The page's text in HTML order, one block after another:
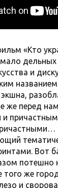
«Кто
и
же перед
и
Вот
потешно
того же
и